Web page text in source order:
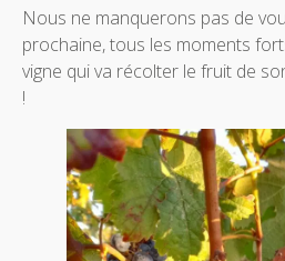
Nous ne manquerons pas de
prochaine, tous les moments
vigne qui va récolter le fruit de
!